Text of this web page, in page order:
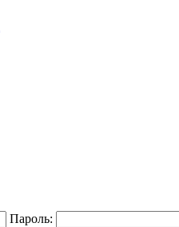
Пароль: